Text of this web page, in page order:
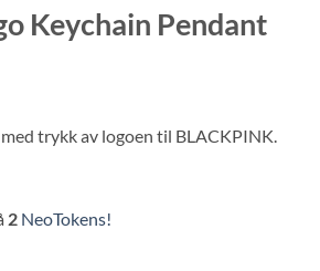
Keychain Pendant
trykk av logoen til BLACKPINK.
2NeoTokens!